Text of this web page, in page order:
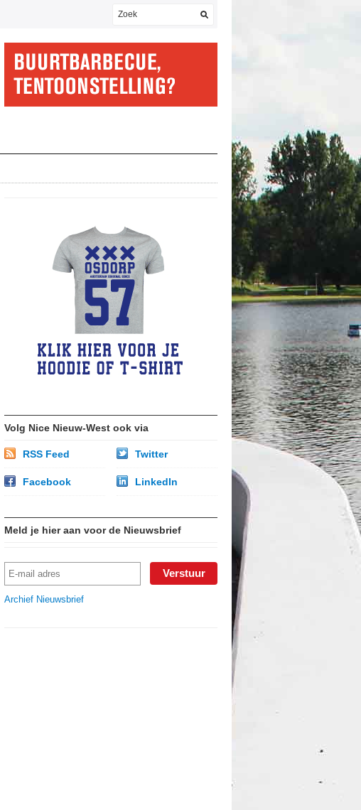
Volg Nice Nieuw-West ook via
RSS Feed Twitter
Facebook LinkedIn
Meld je hier aan voor de Nieuwsbrief
Archief Nieuwsbrief